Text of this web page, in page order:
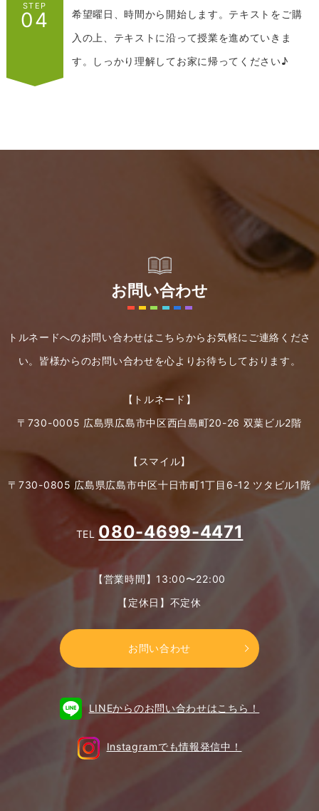
STEP
04 希望曜日、時間から開始します。 テキストをご購
入の上、テキストに沿って授業を進めていきま
す。
しっかり理解してお家に帰ってください♪
お問い合わせ
トルネードへのお問い合わせはこちらからお気軽にご連絡くださ
い。 皆様からのお問い合わせを心よりお待ちしております。
【トルネード】
〒730-0005 広島県広島市中区西白島町20-26 双葉ビル2階
【スマイル】
〒730-0805 広島県広島市中区十日市町1丁目6-12 ツタビル1階
TEL 080-4699-4471
【営業時間】13:00〜22:00
【定休日】不定休
お問い合わせ
LINEからのお問い合わせはこちら！
Instagramでも情報発信中！